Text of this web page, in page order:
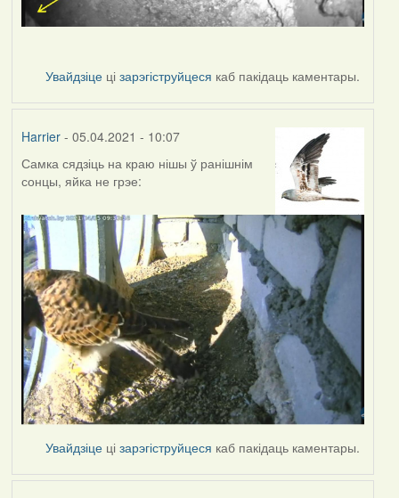
Увайдзіце цізарэгіструйцеся каб пакідаць каментары.
Harrier- 05.04.2021 - 10:07
Самка сядзіць на краю нішы ў ранішнім
сонцы, яйка не грэе:
Увайдзіце цізарэгіструйцеся каб пакідаць каментары.